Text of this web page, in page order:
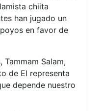
chiita
han jugado un
en favor de
Tammam Salam,
de EI representa
depende nuestro